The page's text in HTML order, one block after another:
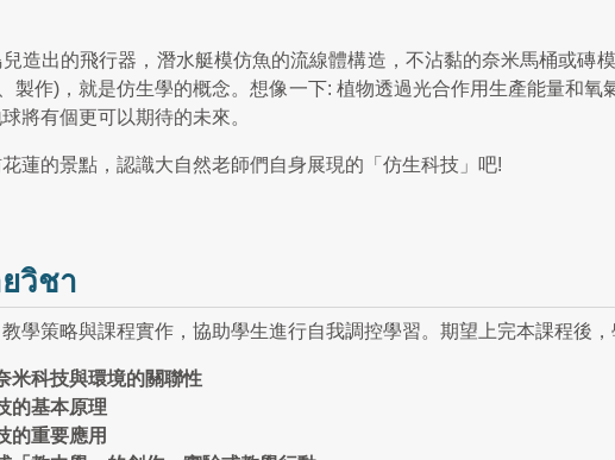
造出的飛行器，潛水艇模仿魚的流線體構造，不沾黏的奈米馬桶或磚
製作)，就是仿生學的概念。想像一下: 植物透過光合作用生產能量和
將有個更可以期待的未來。
蓮的景點，認識大自然老師們自身展現的「仿生科技」吧!
วิชา
學策略與課程實作，協助學生進行自我調控學習。期望上完本課程後，
米科技與環境的關聯性
的基本原理
的重要應用